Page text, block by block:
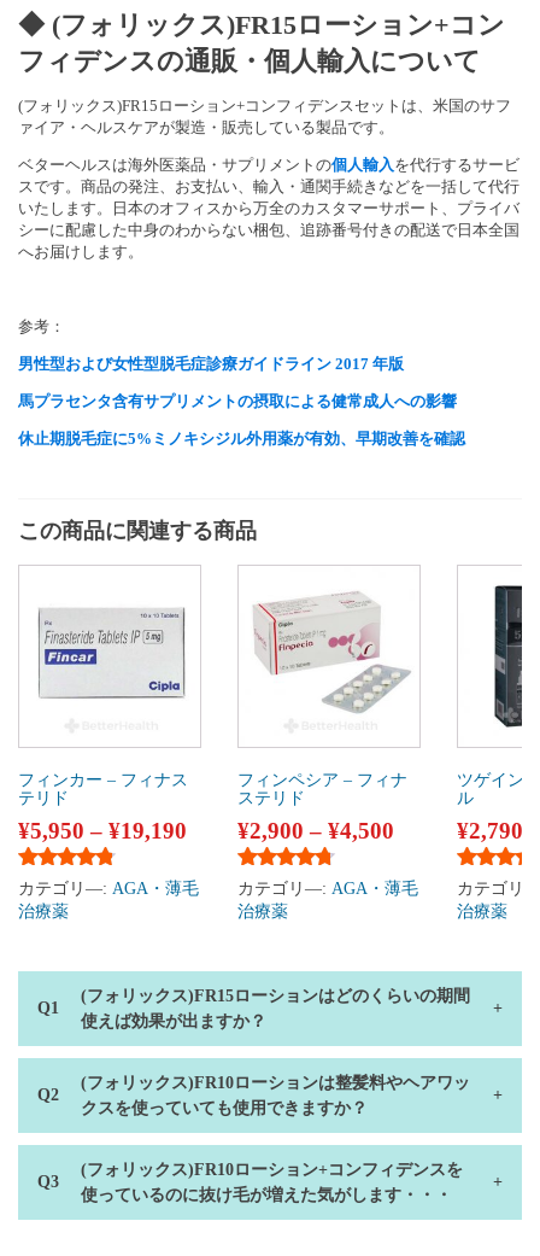
◆ (フォリックス)FR15ローション+コン
フィデンスの通販・個人輸入について
(フォリックス)FR15ローション+コンフィデンスセットは、米国のサフ
ァイア・ヘルスケアが製造・販売している製品です。
ベターヘルスは海外医薬品・サプリメントの個人輸入 を代行するサービ
スです。商品の発注、お支払い、輸入・通関手続きなどを一括して代行
いたします。日本のオフィスから万全のカスタマーサポート、プライバ
シーに配慮した中身のわからない梱包、追跡番号付きの配送で日本全国
へお届けします。
参考：
男性型および女性型脱毛症診療ガイドライン 2017 年版
馬プラセンタ含有サプリメントの摂取による健常成人への影響
休止期脱毛症に5%ミノキシジル外用薬が有効、早期改善を確認
この商品に関連する商品
フィンカー – フィナス
テリド
¥5,950 – ¥19,190
5段階中 4.65の評価
カテゴリ―: AGA・薄毛
治療薬
フィンペシア – フィナ
ステリド
¥2,900 – ¥4,500
5段階中 4.60の評価
カテゴリ―: AGA・薄毛
治療薬
ツゲイン
ル
¥2,790
5段階中
カテゴリ
治療薬
(フォリックス)FR15ローションはどのくらいの期間
使えば効果が出ますか？
(フォリックス)FR10ローションは整髪料やヘアワッ
クスを使っていても使用できますか？
(フォリックス)FR10ローション+コンフィデンスを
使っているのに抜け毛が増えた気がします・・・